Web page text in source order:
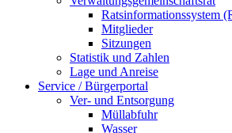
Ratsinformationssystem
Mitglieder
Sitzungen
Statistik und Zahlen
Lage und Anreise
Service / Bürgerportal
Ver- und Entsorgung
Müllabfuhr
Wasser